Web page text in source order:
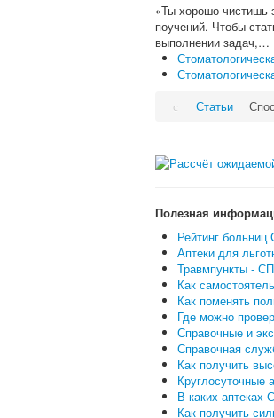
«Ты хорошо чистишь
поучений. Чтобы
выполнении задач,…
Статьи
Полезная
Рейтинг
Аптеки для
Травмпункты -
Как
Как поменять
Где можно
Справочные и
Справочная
Как получить
Круглосуточные
В каких аптеках
Как получить